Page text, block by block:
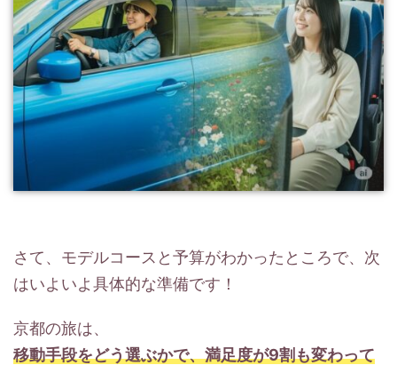
さて、モデルコースと予算がわかったところで、次
はいよいよ具体的な準備です！
京都の旅は、
移動手段をどう選ぶかで、満足度が9割も変わって